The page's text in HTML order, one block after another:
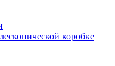
коробке